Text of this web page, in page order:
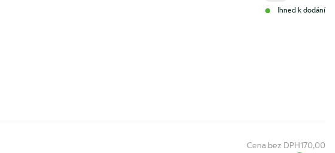
Ihned k dodání
Cena bez DPH170,00